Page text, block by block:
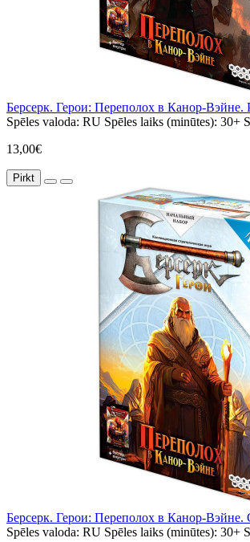
Берсерк. Герои: Переполох в Канор-Вэйне.
Spēles valoda: RU Spēles laiks (minūtes): 30+
13,00€
Pirkt
Берсерк. Герои: Переполох в Канор-Вэйне.
Spēles valoda: RU Spēles laiks (minūtes): 30+